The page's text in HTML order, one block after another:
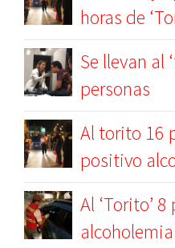
horas de
Se llevan al
personas
Al torito 16
positivo
Al ‘Torito’
alcoholemia